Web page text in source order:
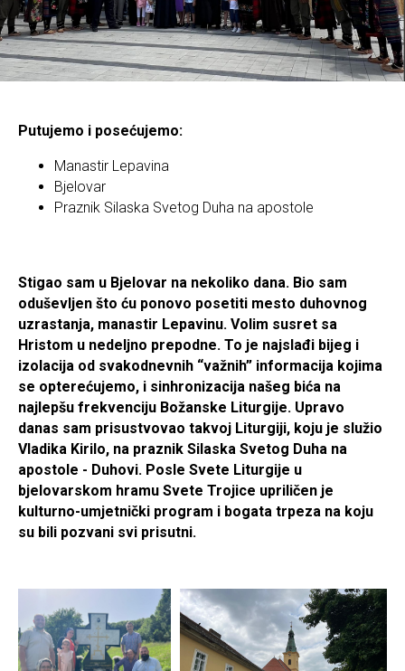
Putujemo i posećujemo:
Manastir Lepavina
Bjelovar
Praznik Silaska Svetog Duha na apostole
Stigao sam u Bjelovar na nekoliko dana. Bio sam
oduševljen što ću ponovo posetiti mesto duhovnog
uzrastanja, manastir Lepavinu. Volim susret sa
Hristom u nedeljno prepodne. To je najslađi bijeg i
izolacija od svakodnevnih “važnih” informacija kojima
se opterećujemo, i sinhronizacija našeg bića na
najlepšu frekvenciju Božanske Liturgije. Upravo
danas sam prisustvovao takvoj Liturgiji, koju je služio
Vladika Kirilo, na praznik Silaska Svetog Duha na
apostole - Duhovi. Posle Svete Liturgije u
bjelovarskom hramu Svete Trojice upriličen je
kulturno-umjetnički program i bogata trpeza na koju
su bili pozvani svi prisutni.